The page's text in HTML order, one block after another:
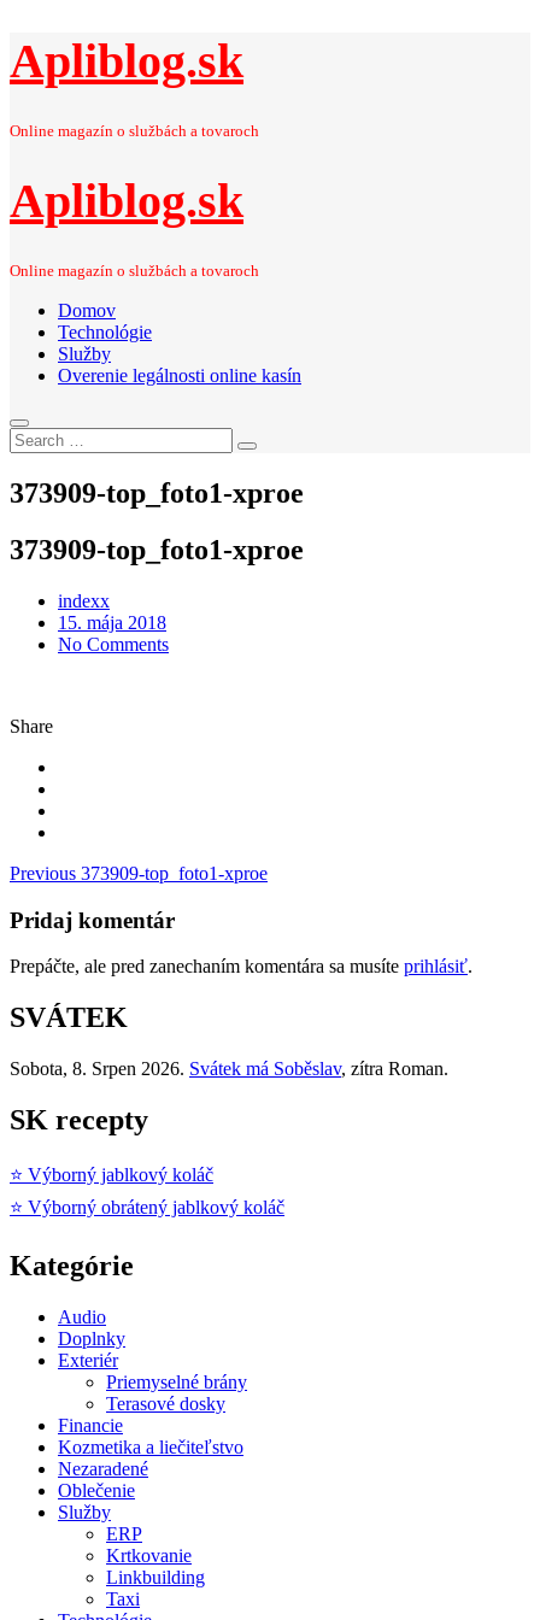
Apliblog.sk
Online magazín o službách a tovaroch
Apliblog.sk
Online magazín o službách a tovaroch
Domov
Technológie
Služby
Overenie legálnosti online kasín
Search
for:
Search
373909-top_foto1-xproe
373909-top_foto1-xproe
indexx
Posted
on
15. mája 2018
No Comments
Share
Navigácia
v
článku
Previous 373909-top_foto1-xproe
Pridaj komentár
Prepáčte, ale pred zanechaním komentára sa musíte prihlásiť.
SVÁTEK
Sobota, 8. Srpen 2026. Svátek má Soběslav, zítra Roman.
SK recepty
⭐ Výborný jablkový koláč
⭐ Výborný obrátený jablkový koláč
Kategórie
Audio
Doplnky
Exteriér
Priemyselné brány
Terasové dosky
Financie
Kozmetika a liečiteľstvo
Nezaradené
Oblečenie
Služby
ERP
Krtkovanie
Linkbuilding
Taxi